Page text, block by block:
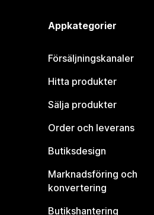
Appkategorier
Försäljningskanaler
Hitta produkter
Sälja produkter
Order och leverans
Butiksdesign
Marknadsföring och
konvertering
Butikshantering